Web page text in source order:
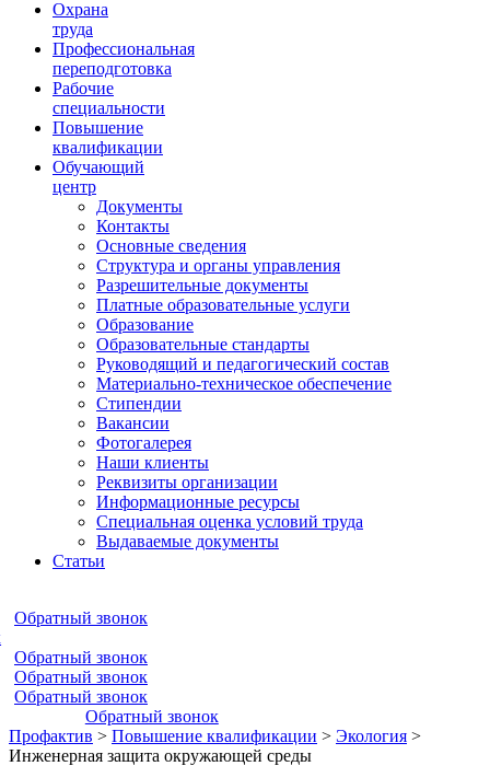
Ориентир охраны труда
Охрана
труда
Профессиональная
переподготовка
Рабочие
специальности
Повышение
квалификации
Обучающий
центр
Документы
Контакты
Основные сведения
Структура и органы управления
Разрешительные документы
Платные образовательные услуги
Образование
Образовательные стандарты
Руководящий и педагогический состав
Материально-техническое обеспечение
Стипендии
Вакансии
Фотогалерея
Наши клиенты
Реквизиты организации
Информационные ресурсы
Специальная оценка условий труда
Выдаваемые документы
Статьи
Обратный звонок
Обратный звонок
Обратный звонок
Обратный звонок
Обратный звонок
Профактив > Повышение квалификации > Экология >
Инженерная защита окружающей среды